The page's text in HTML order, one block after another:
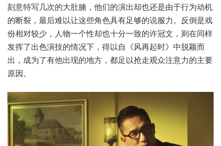
刻意特写几次的大肚腩，他们的演出却也还是由于行为动机
的断裂，最后难以让这些角色具有足够的说服力。反倒是戏
份相对较少，人物一个性却也十分一致的许冠文，则在同样
发挥了出色演技的情况下，得以自《风再起时》中脱颖而
出，成为了有他出现的地方，都足以抢走观众注意力的主要
原因。